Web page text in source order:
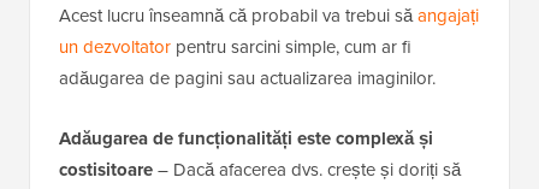
Acest lucru înseamnă că probabil va trebui săangajați
un dezvoltator pentru sarcini simple, cum ar fi
adăugarea de pagini sau actualizarea imaginilor.
Adăugarea de funcționalități este complexă și
costisitoare– Dacă afacerea dvs. crește și doriți să